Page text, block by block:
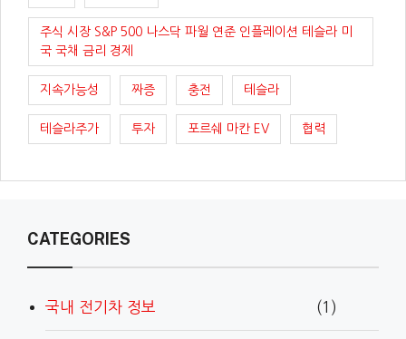
주식 시장 S&P 500 나스닥 파월 연준 인플레이션 테슬라 미
국 국채 금리 경제
지속가능성 짜증 충전 테슬라
테슬라주가 투자 포르쉐 마칸 EV 협력
CATEGORIES
국내 전기차 정보 (1)